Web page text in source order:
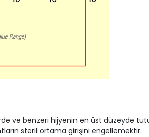
ve benzeri hijyenin en üst düzeyde
steril ortama girişini engellemektir.